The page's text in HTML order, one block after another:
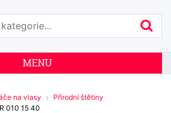
MENU
na vlasy
Přírodní štětiny
010 15 40